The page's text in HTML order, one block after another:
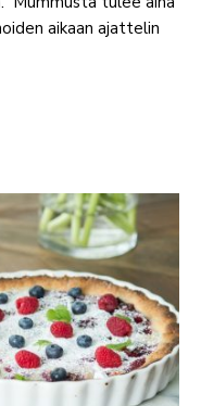
aikaan ajattelin